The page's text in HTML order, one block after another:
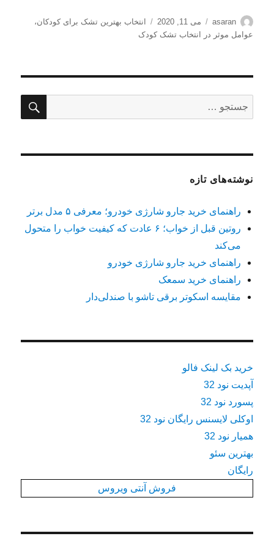
نویسنده
asaran
ارسال
شده
می 11, 2020 برچسب‌ها
انتخاب بهترین تشک برای کودکان،
عوامل موثر در انتخاب تشک کودک
برای:
نوشته‌های تازه
راهنمای خرید جارو شارژی خودرو؛ معرفی ۵ مدل برتر
روتین قبل از خواب؛ ۶ عادت که کیفیت خواب را متحول
می‌کند
راهنمای خرید جارو شارژی خودرو
راهنمای خرید سمعک
مقایسه اسکوتر برقی تاشو با صندلی‌دار
خرید بک لینک فالو
آپدیت نود 32
پسورد نود 32
اوکلی لایسنس رایگان نود 32
همیار نود 32
بهترین سئو
رایگان
فروش آنتی ویروس